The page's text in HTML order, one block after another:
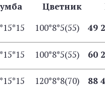
Цветник
100*8*5(55) 49
100*8*5(55) 60
120*8*8(70) 88